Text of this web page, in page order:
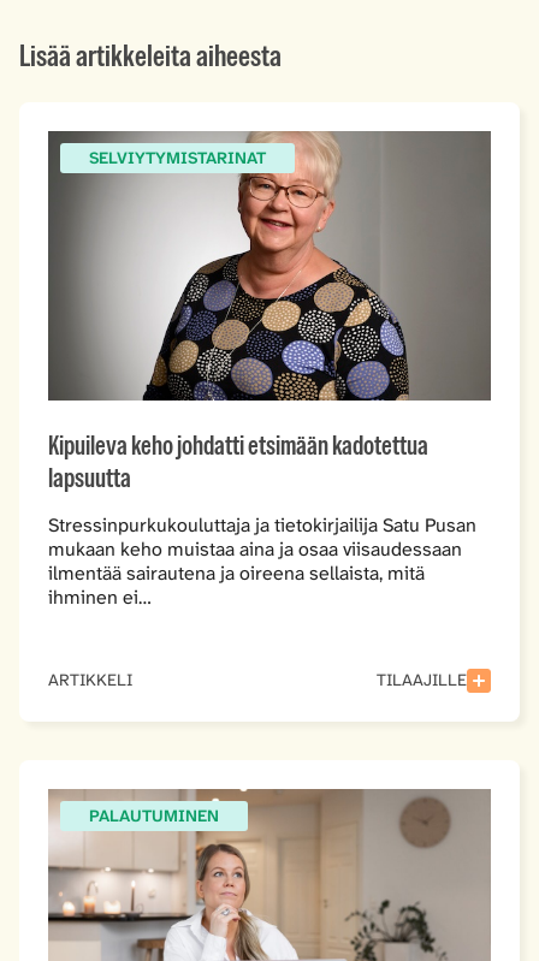
Lisää artikkeleita aiheesta
SELVIYTYMISTARINAT
Kipuileva keho johdatti etsimään kadotettua
lapsuutta
Stressinpurkukouluttaja ja tietokirjailija Satu Pusan
mukaan keho muistaa aina ja osaa viisaudessaan
ilmentää sairautena ja oireena sellaista, mitä
ihminen ei…
ARTIKKELI TILAAJILLE
PALAUTUMINEN